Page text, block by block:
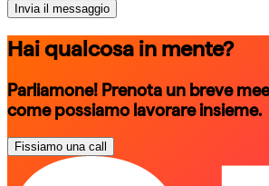
Invia il messaggio
Hai qualcosa in mente?
Parliamone! Prenota un breve
come possiamo lavorare insieme.
Fissiamo una call
schedule a call